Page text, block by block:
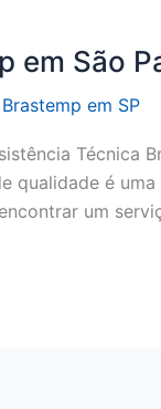
em São
em SP
Técnica
qualidade é
um